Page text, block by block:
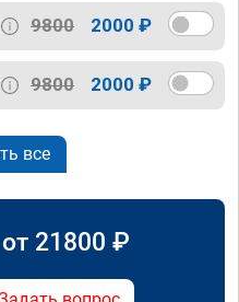
9800 2000 ₽
9800 2000 ₽
все
21800 ₽